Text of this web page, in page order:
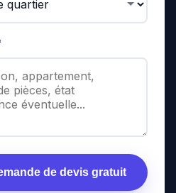
de devis gratuit